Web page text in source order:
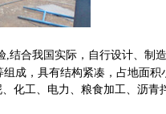
结合我国实际，自行设计、制
成，具有结构紧凑，占地面积
化工、电力、粮食加工、沥